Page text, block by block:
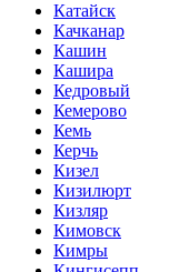
Катайск
Качканар
Кашин
Кашира
Кедровый
Кемерово
Кемь
Керчь
Кизел
Кизилюрт
Кизляр
Кимовск
Кимры